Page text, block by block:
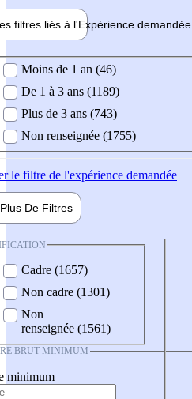
filtres liés à l'Expérience demandée
demandée
Moins de 1 an (46)
De 1 à 3 ans (1189)
Plus de 3 ans (743)
Non renseignée (1755)
le filtre de l'expérience demandée
Plus De Filtres
Cadre (1657)
Non cadre (1301)
Non
renseignée (1561)
BRUT MINIMUM
minimum